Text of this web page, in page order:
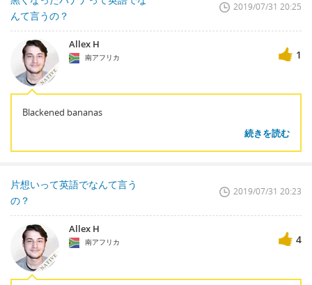
んて言うの？
2019/07/31 20:25
Allex H
南アフリカ 1
Blackened bananas
続きを読む
片想いって英語でなんて言う
の？
2019/07/31 20:23
Allex H
南アフリカ 4